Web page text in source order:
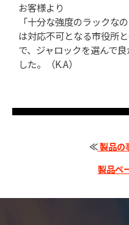
お客様より
「⼗分な強度のラックな
は対応不可となる市役所
で、ジャロックを選んで
した。（K.A）
≪製品の
製品ペ